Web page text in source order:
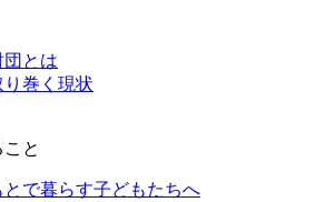
団とは
巻く現状
と
で暮らす子どもたちへ